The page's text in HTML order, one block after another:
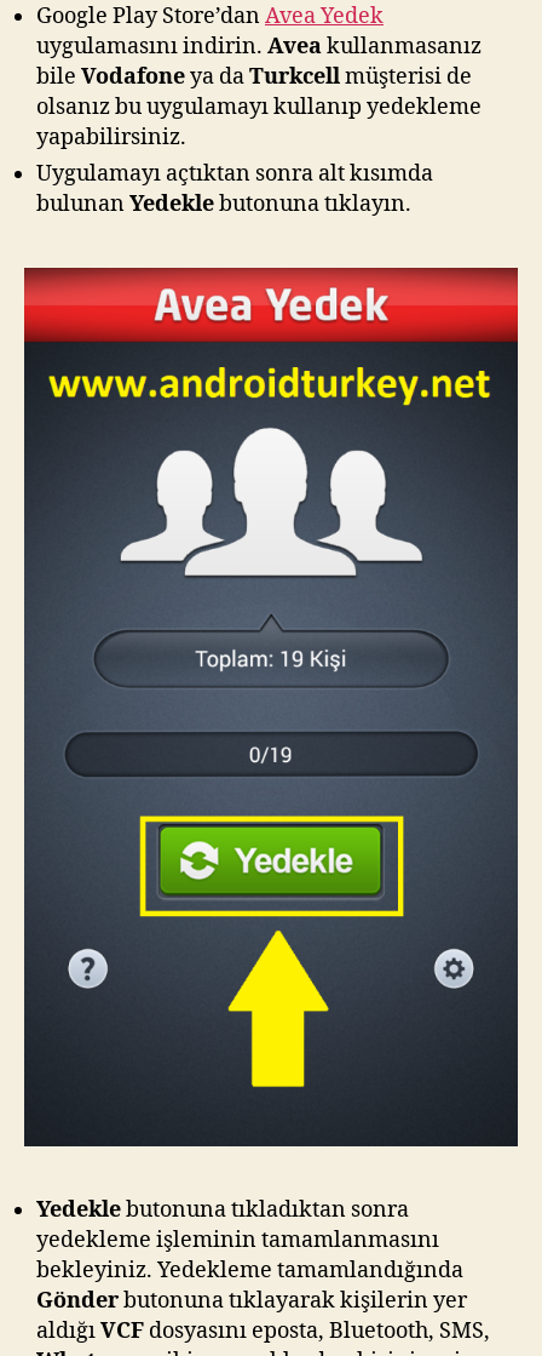
Google Play Store’danAvea Yedek
uygulamasını indirin. Aveakullanmasanız
bile Vodafoneya daTurkcellmüşterisi de
olsanız bu uygulamayı kullanıp yedekleme
yapabilirsiniz.
Uygulamayı açtıktan sonra alt kısımda
bulunanYedeklebutonuna tıklayın.
Yedeklebutonuna tıkladıktan sonra
yedekleme işleminin tamamlanmasını
bekleyiniz. Yedekleme tamamlandığında
Gönderbutonuna tıklayarak kişilerin yer
aldığıVCF dosyasını eposta, Bluetooth, SMS,